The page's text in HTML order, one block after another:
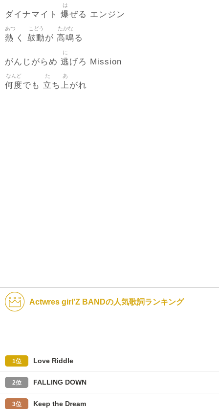
ダイナマイト 爆
は
ぜる エンジン
熱
あつ
く 鼓動
こどう
が 高鳴
たかな
る
がんじがらめ 逃
に
げろ Mission
何度
なんど
でも 立
た
ち上
あ
がれ
Actwres girl'Z BANDの人気歌詞ランキング
1位 Love Riddle
2位 FALLING DOWN
3位 Keep the Dream